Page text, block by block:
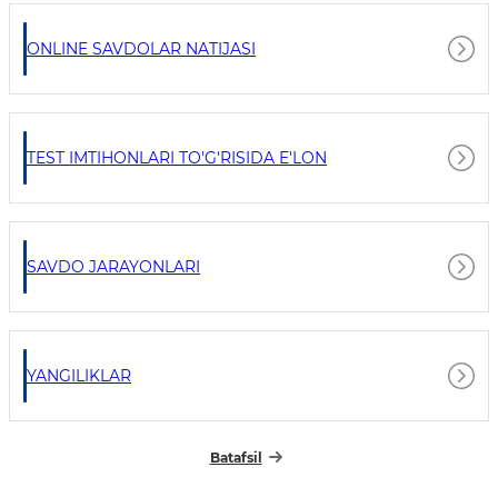
ONLINE SAVDOLAR NATIJASI
TEST IMTIHONLARI TO'G'RISIDA E'LON
SAVDO JARAYONLARI
YANGILIKLAR
Batafsil